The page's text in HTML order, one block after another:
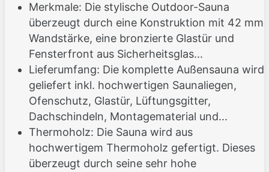
Merkmale: Die stylische Outdoor-Sauna
überzeugt durch eine Konstruktion mit 42 mm
Wandstärke, eine bronzierte Glastür und
Fensterfront aus Sicherheitsglas...
Lieferumfang: Die komplette Außensauna wird
geliefert inkl. hochwertigen Saunaliegen,
Ofenschutz, Glastür, Lüftungsgitter,
Dachschindeln, Montagematerial und...
Thermoholz: Die Sauna wird aus
hochwertigem Thermoholz gefertigt. Dieses
überzeugt durch seine sehr hohe